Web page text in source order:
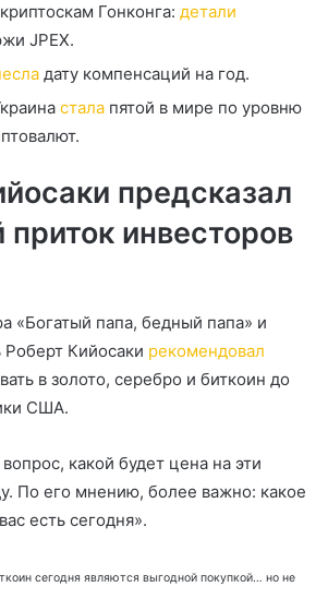
Гонконга: детали
JPEX.
дату компенсаций на год.
стала пятой в мире по уровню
предсказал
инвесторов
«Богатый папа, бедный папа» и
Кийосаки рекомендовал
в золото, серебро и биткоин до
США.
какой будет цена на эти
По его мнению, более важно: какое
есть сегодня».
сегодня являются выгодной покупкой… но не